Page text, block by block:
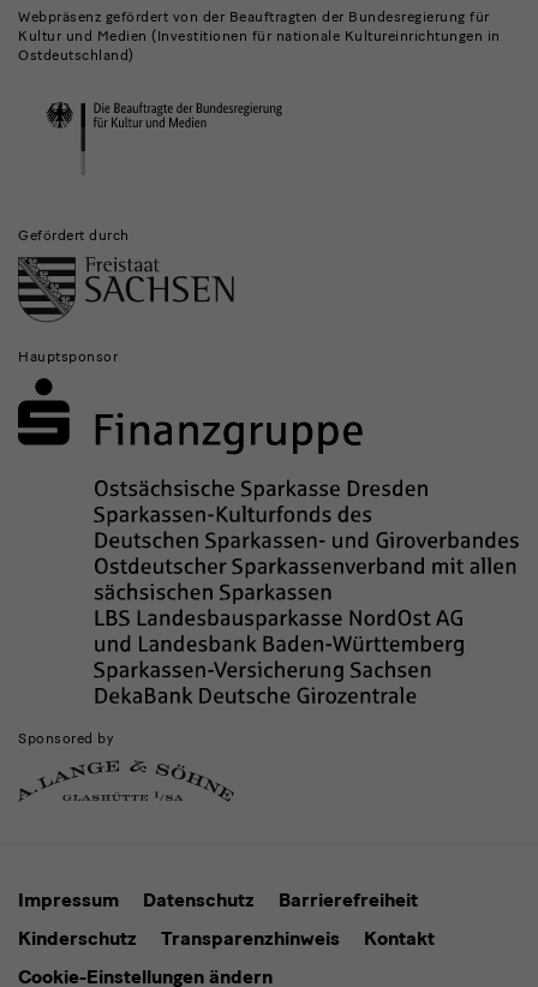
Museen
und
Institutionen
Webpräsenz gefördert von der Beauftragten der Bundesregierung für
Kultur und Medien (Investitionen für nationale Kultureinrichtungen in
Ostdeutschland)
Gefördert durch
Hauptsponsor
Sponsored by
Impressum Datenschutz
Barrierefreiheit
Kinderschutz
Transparenzhinweis
Kontakt
Cookie-Einstellungen ändern